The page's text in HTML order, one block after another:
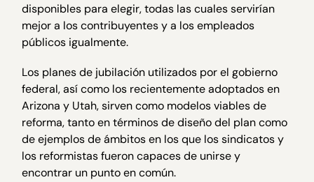
disponibles para elegir, todas las cuales servirían
mejor a los contribuyentes y a los empleados
públicos igualmente.
Los planes de jubilación utilizados por el gobierno
federal, así como los recientemente adoptados en
Arizona y Utah, sirven como modelos viables de
reforma, tanto en términos de diseño del plan como
de ejemplos de ámbitos en los que los sindicatos y
los reformistas fueron capaces de unirse y
encontrar un punto en común.